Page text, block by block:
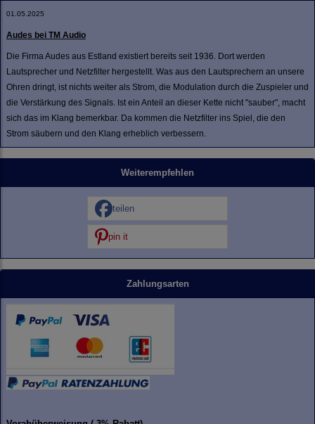
01.05.2025
Audes bei TM Audio
Die Firma Audes aus Estland existiert bereits seit 1936. Dort werden
Lautsprecher und Netzfilter hergestellt. Was aus den Lautsprechern an unsere
Ohren dringt, ist nichts weiter als Strom, die Modulation durch die Zuspieler und
die Verstärkung des Signals. Ist ein Anteil an dieser Kette nicht "sauber", macht
sich das im Klang bemerkbar. Da kommen die Netzfilter ins Spiel, die den
Strom säubern und den Klang erheblich verbessern.
Weiterempfehlen
teilen
pin it
Zahlungsarten